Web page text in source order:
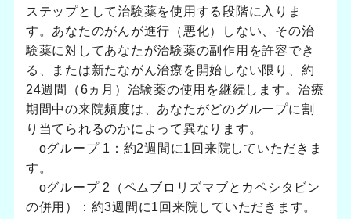
ステップとして治験薬を使用する段階に入りま
す。あなたのがんが進行（悪化）しない、その治
験薬に対してあなたが治験薬の副作用を許容でき
る、または新たながん治療を開始しない限り、約
24週間（6ヵ月）治験薬の使用を継続します。治療
期間中の来院頻度は、あなたがどのグループに割
り当てられるのかによって異なります。
oグループ 1：約2週間に1回来院していただきま
す。
oグループ 2（ペムブロリズマブとカペシタビン
の併用）：約3週間に1回来院していただきます。